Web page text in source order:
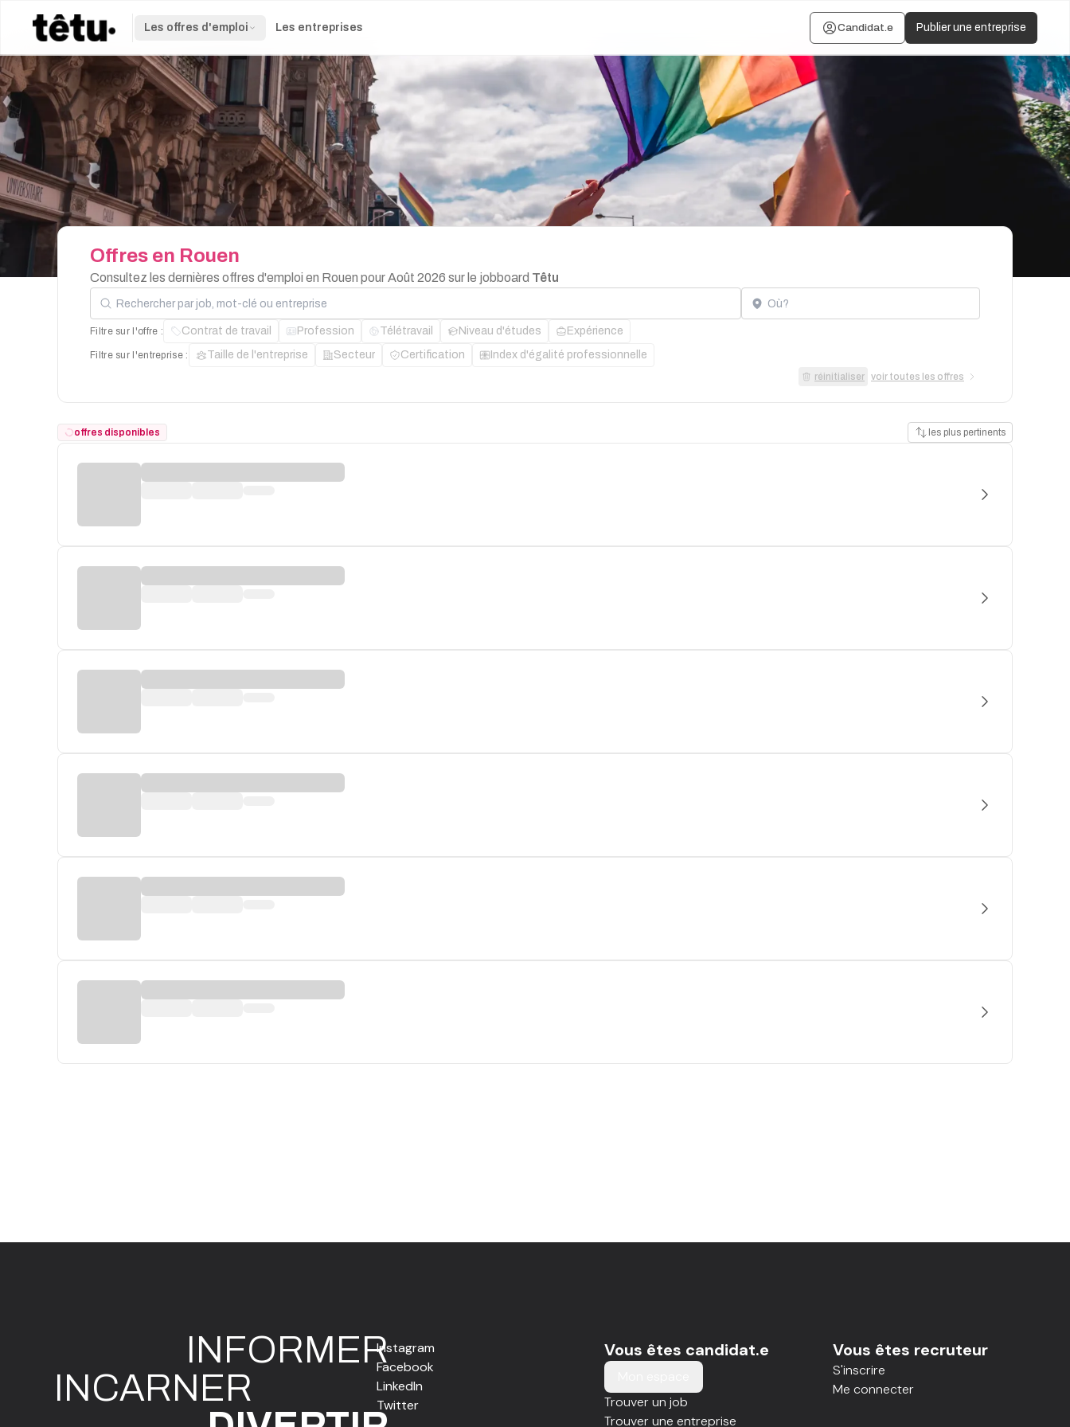
Les offres d'emploi Les entreprises Candidat.e Publier une entreprise
Offres en Rouen
Consultez les dernières offres d'emploi en Rouen pour Août 2026 sur le jobboard Têtu
Rechercher par job, mot-clé ou entreprise Localisation
Filtre sur l'offre : Contrat de travail Profession Télétravail Niveau d'études Expérience
Filtre sur l'entreprise : Taille de l'entreprise Secteur Certification Index d'égalité professionnelle
réinitialiser voir toutes les offres
offres disponibles les plus pertinents
INFORMER
INCARNER
Instagram
Facebook
LinkedIn
Twitter
Vous êtes candidat.e
Trouver un job
Trouver une entreprise
Vous êtes recruteur
S'inscrire
Me connecter